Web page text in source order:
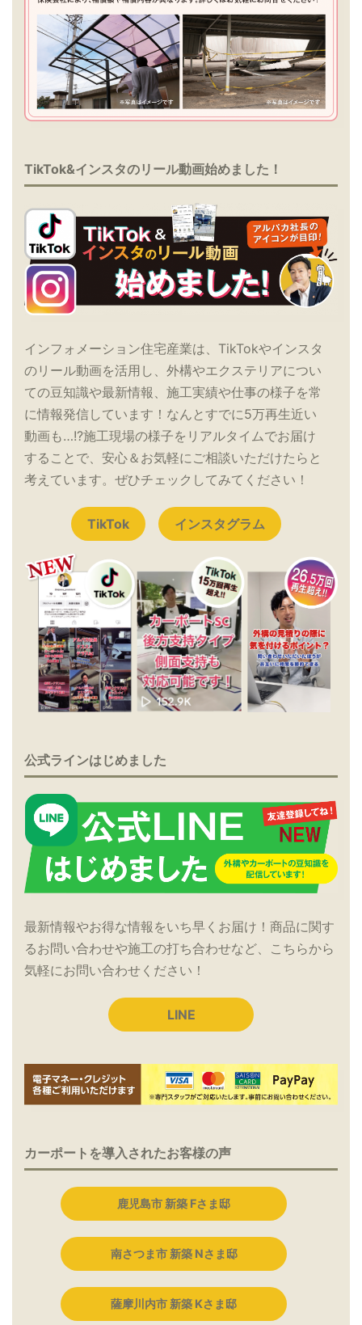
TikTok&インスタのリール動画始めました！
インフォメーション住宅産業は、TikTokやインスタ
のリール動画を活用し、外構やエクステリアについ
ての豆知識や最新情報、施工実績や仕事の様子を常
に情報発信しています！なんとすでに5万再生近い
動画も…!?施工現場の様子をリアルタイムでお届け
することで、安心＆お気軽にご相談いただけたらと
考えています。ぜひチェックしてみてください！
TikTok インスタグラム
公式ラインはじめました
最新情報やお得な情報をいち早くお届け！商品に関す
るお問い合わせや施工の打ち合わせなど、こちらから
気軽にお問い合わせください！
LINE
カーポートを導入されたお客様の声
鹿児島市 新築 Fさま邸
南さつま市 新築 Nさま邸
薩摩川内市 新築 Kさま邸